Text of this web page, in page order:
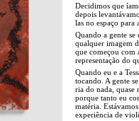
Decidimos que
depois
las no espaço para
Quando a gente
qualquer imagem
que começou com
representação do
Quando eu e a
tocando. A gente
ria do nada, quase
porque tanto eu
matéria.
experiência de